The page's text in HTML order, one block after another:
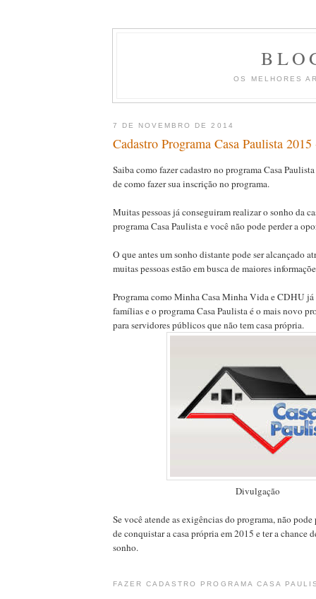
OS MELHORES
7 DE NOVEMBRO DE 2014
Cadastro Programa Casa Paulista
Saiba como fazer cadastro no programa Casa
de como fazer sua inscrição no programa.
Muitas pessoas já conseguiram realizar o sonho da
programa Casa Paulista e você não pode perder a
O que antes um sonho distante pode ser alcançado
muitas pessoas estão em busca de maiores
Programa como Minha Casa Minha Vida e CDHU já
famílias e o programa Casa Paulista é o mais novo
para servidores públicos que não tem casa própria.
Divulgação
Se você atende as exigências do programa, não
de conquistar a casa própria em 2015 e ter a chance
sonho.
FAZER CADASTRO PROGRAMA CASA